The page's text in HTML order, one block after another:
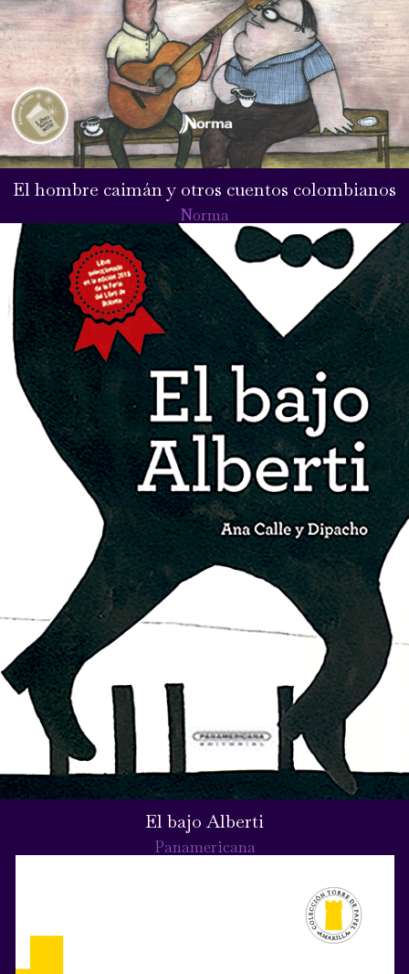
El hombre caimán y otros cuentos colombianos
Norma
El bajo Alberti
Panamericana